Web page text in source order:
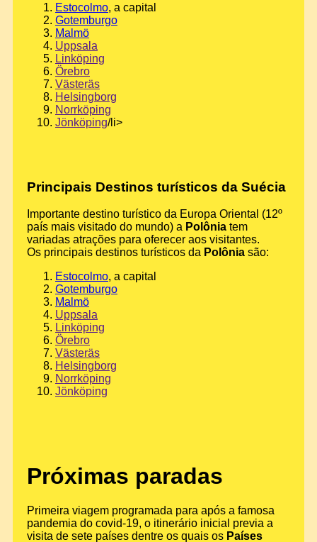
Estocolmo, a capital
Gotemburgo
Malmö
Uppsala
Linköping
Örebro
Västeräs
Helsingborg
Norrköping
Jönköping/li>
Principais Destinos turísticos da Suécia
Importante destino turístico da Europa Oriental (12º
país mais visitado do mundo) a Polônia tem
variadas atrações para oferecer aos visitantes.
Os principais destinos turísticos da Polônia são:
Estocolmo, a capital
Gotemburgo
Malmö
Uppsala
Linköping
Örebro
Västeräs
Helsingborg
Norrköping
Jönköping
Próximas paradas
Primeira viagem programada para após a famosa
pandemia do covid-19, o itinerário inicial previa a
visita de sete países dentre os quais os Países